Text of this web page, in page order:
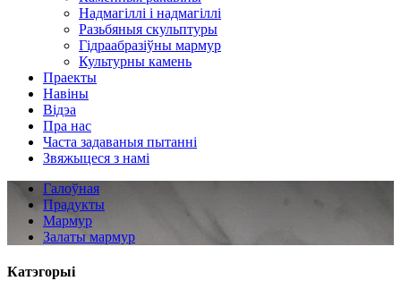
Надмагіллі і надмагіллі
Разьбяныя скульптуры
Гідраабразіўны мармур
Культурны камень
Праекты
Навіны
Відэа
Пра нас
Часта задаваныя пытанні
Звяжыцеся з намі
Галоўная
Прадукты
Мармур
Залаты мармур
Катэгорыі